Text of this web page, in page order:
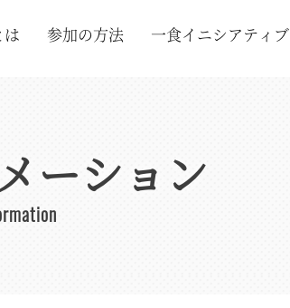
参加の方法 一食イニシアティブ
ーション